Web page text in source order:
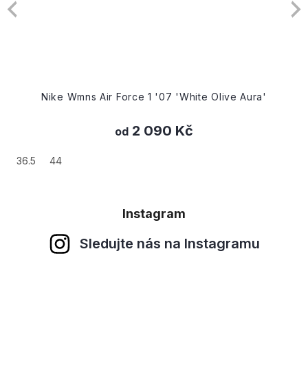
Nike Wmns Air Force 1 '07 'White Olive Aura'
od 2 090 Kč
36.5 44
Instagram
Sledujte nás na Instagramu